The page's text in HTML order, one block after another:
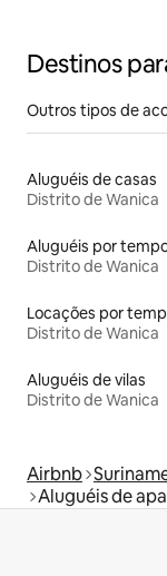
Destinos
Outros tipos de
Aluguéis de casas
Distrito de Wanica
Distrito de Wanica
Distrito de Wanica
Aluguéis de vilas
Distrito de Wanica
Airbnb
Aluguéis de